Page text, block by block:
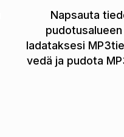
Napsauta
ladataksesi
vedä ja pudota